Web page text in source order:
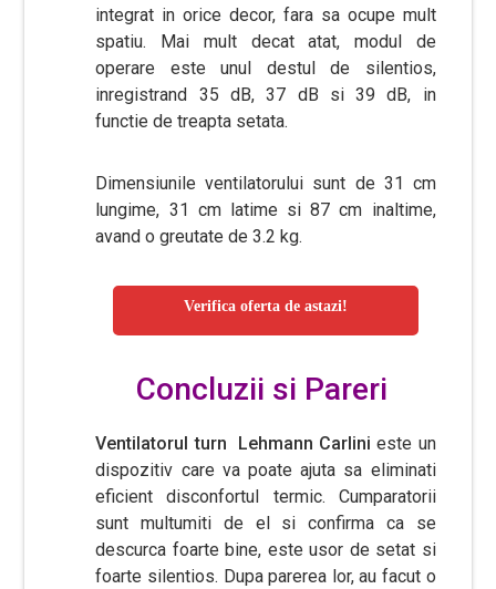
integrat in orice decor, fara sa ocupe mult
spatiu. Mai mult decat atat, modul de
operare este unul destul de silentios,
inregistrand 35 dB, 37 dB si 39 dB, in
functie de treapta setata.
Dimensiunile ventilatorului sunt de 31 cm
lungime, 31 cm latime si 87 cm inaltime,
avand o greutate de 3.2 kg.
Verifica oferta de astazi!
Concluzii si Pareri
Ventilatorul turn Lehmann Carlinieste un
dispozitiv care va poate ajuta sa eliminati
eficient disconfortul termic. Cumparatorii
sunt multumiti de el si confirma ca se
descurca foarte bine, este usor de setat si
foarte silentios. Dupa parerea lor, au facut o